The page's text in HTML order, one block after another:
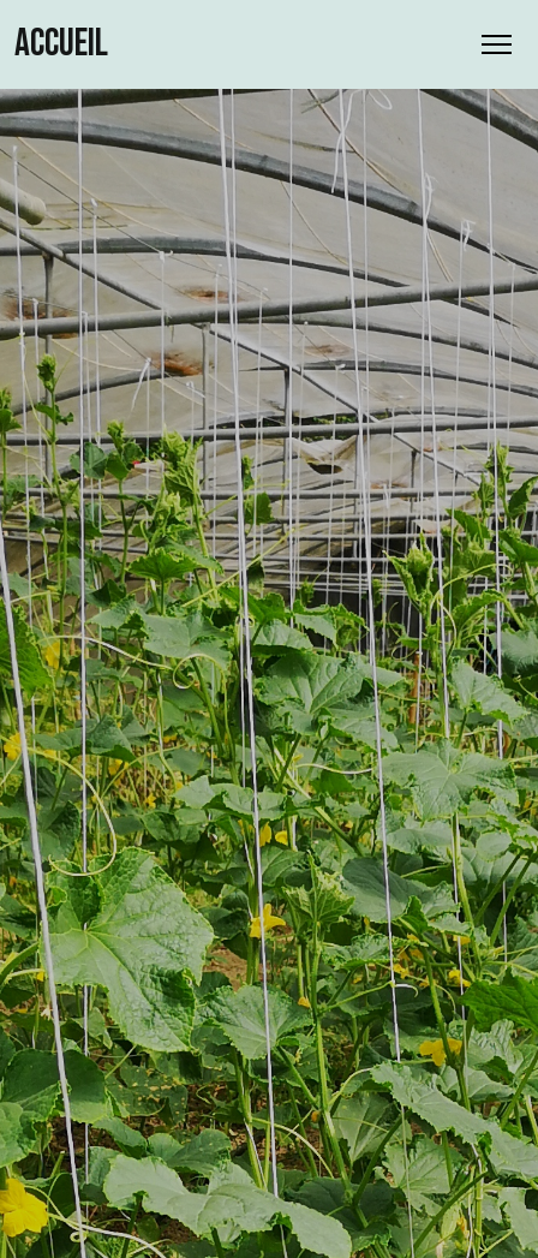
ACCUEIL